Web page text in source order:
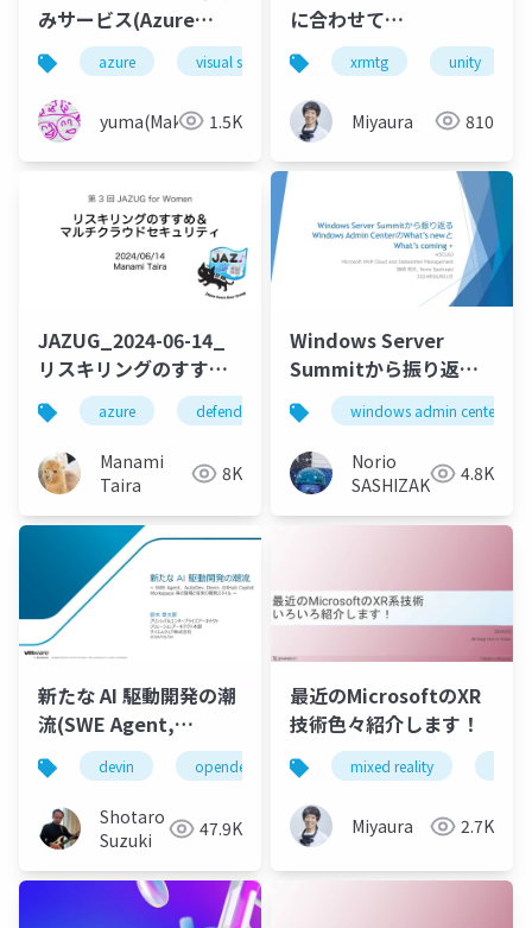
みサービス(Azure
Service Connector)で
Azureサービスに接続
する
azure visual studio azure service connector
yuma(Maki) 1.5K
に合わせて
(?)Microsoft Meshの
チュートリアル
Mesh201がパワーアッ
プ
xrmtg unity
Miyaura 810
JAZUG_2024-06-14_
リスキリングのすすめ
とマルチクラウドセキ
ュリティ
azure defendercspm security secops
Manami
Taira
8K
Windows Server
Summitから振り返る
Windows Admin
CenterのWhat’s new
とWhat’s coming +
windows admin center
Norio
SASHIZAKI
4.8K
新たな AI 駆動開発の潮
流(SWE Agent,
AutoDev,Devin,
GitHub Copilot
Workspace等)
devin opendevin azure autodev
Shotaro
Suzuki
47.9K
最近のMicrosoftのXR
技術色々紹介します！
mixed reality
Miyaura 2.7K